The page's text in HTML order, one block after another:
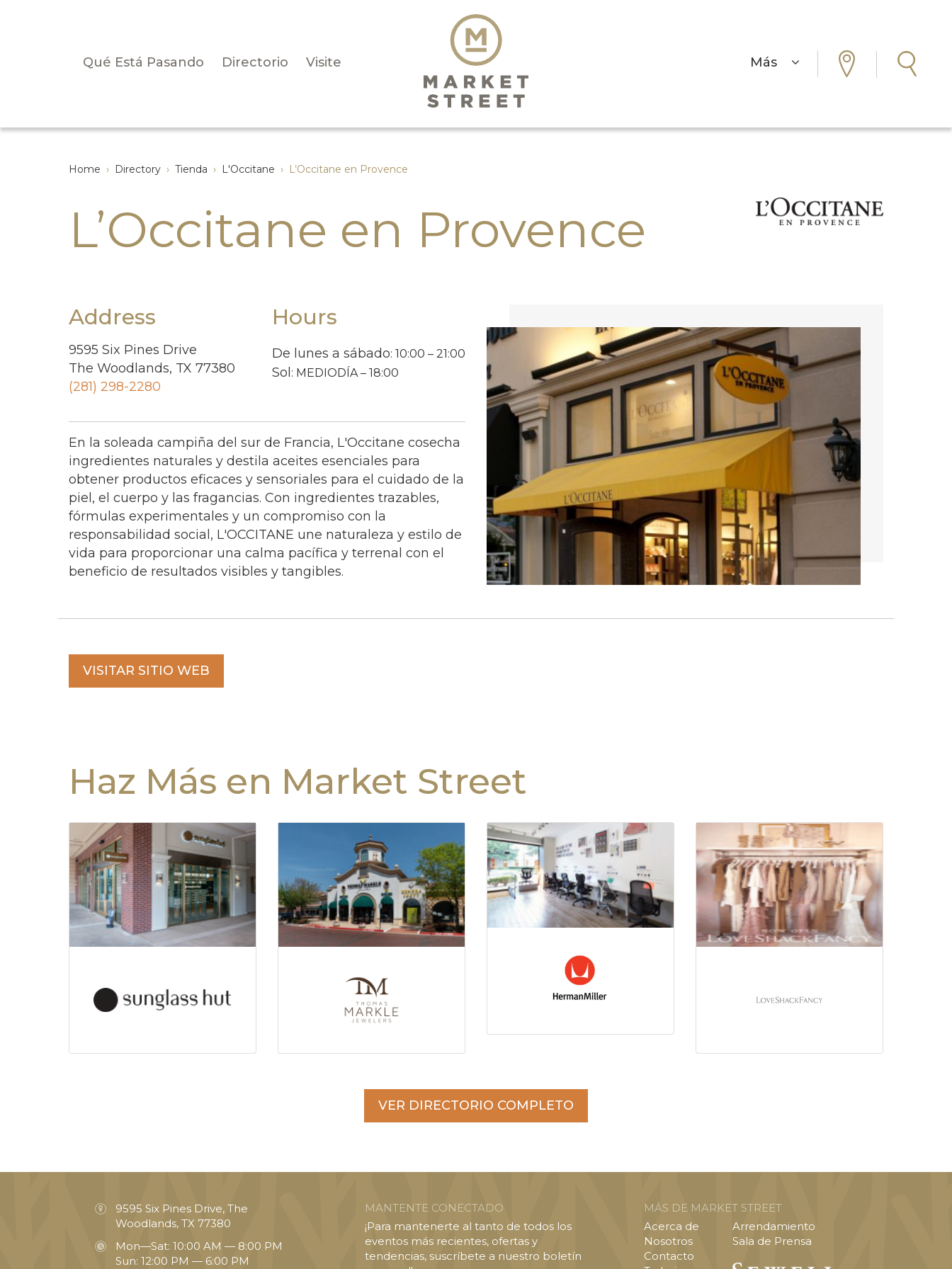
Más
Qué Está Pasando Directorio Visite
Home › Directory › Tienda › L'Occitane › L’Occitane en Provence
L’Occitane en Provence
Address
9595 Six Pines Drive
The Woodlands, TX 77380
(281) 298-2280
Hours
De lunes a sábado: 10:00 – 21:00
Sol : MEDIODÍA – 18:00
En la soleada campiña del sur de Francia, L'Occitane cosecha
ingredientes naturales y destila aceites esenciales para
obtener productos eficaces y sensoriales para el cuidado de la
piel, el cuerpo y las fragancias. Con ingredientes trazables,
fórmulas experimentales y un compromiso con la
responsabilidad social, L'OCCITANE une naturaleza y estilo de
vida para proporcionar una calma pacífica y terrenal con el
beneficio de resultados visibles y tangibles.
VISITAR SITIO WEB
Haz Más en Market Street
VER DIRECTORIO COMPLETO
9595 Six Pines Drive, The
Woodlands, TX 77380
Mon—Sat: 10:00 AM — 8:00 PM
Sun: 12:00 PM — 6:00 PM
MANTENTE CONECTADO
¡Para mantenerte al tanto de todos los
eventos más recientes, ofertas y
tendencias, suscríbete a nuestro boletín
MÁS DE MARKET STREET
Acerca de
Nosotros
Contacto
Arrendamiento
Sala de Prensa